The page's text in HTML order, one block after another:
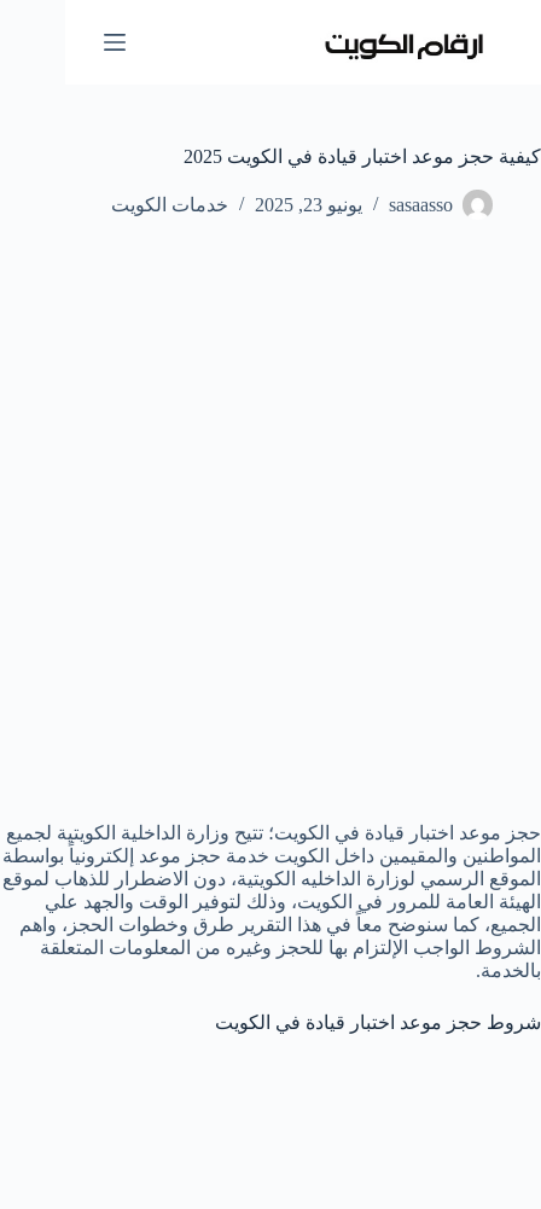
المحتوى
كيفية حجز موعد اختبار قيادة في الكويت 2025
sasaasso يونيو 23, 2025 خدمات الكويت
حجز موعد اختبار قيادة في الكويت؛ تتيح وزارة الداخلية الكويتية لجميع
المواطنين والمقيمين داخل الكويت خدمة حجز موعد إلكترونياً بواسطة
الموقع الرسمي لوزارة الداخليه الكويتية، دون الاضطرار للذهاب لموقع
الهيئة العامة للمرور في الكويت، وذلك لتوفير الوقت والجهد علي
الجميع، كما سنوضح معاً في هذا التقرير طرق وخطوات الحجز، واهم
الشروط الواجب الإلتزام بها للحجز وغيره من المعلومات المتعلقة
بالخدمة.
شروط حجز موعد اختبار قيادة في الكويت